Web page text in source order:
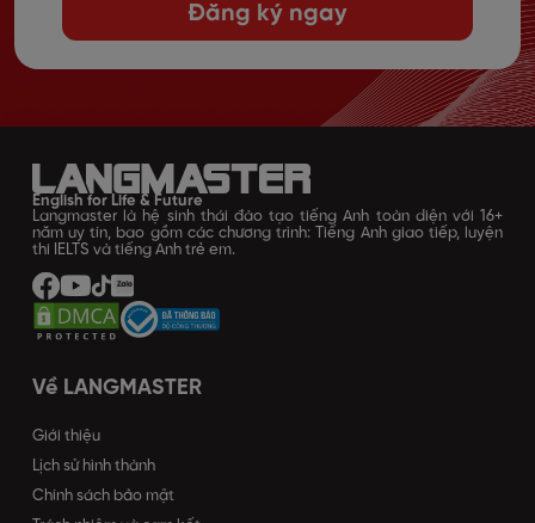
Đăng ký ngay
English for Life & Future
Langmaster là hệ sinh thái đào tạo tiếng Anh toàn diện với 16+
năm uy tín, bao gồm các chương trình: Tiếng Anh giao tiếp, luyện
thi IELTS và tiếng Anh trẻ em.
Về LANGMASTER
Giới thiệu
Lịch sử hình thành
Chính sách bảo mật